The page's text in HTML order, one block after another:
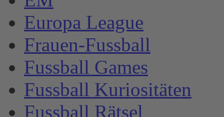
Europa League
Frauen-Fussball
Fussball Games
Fussball Kuriositäten
Fussball Rätsel